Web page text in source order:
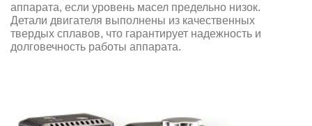
аппарата, если уровень масел предельно низок.
Детали двигателя выполнены из качественных
твердых сплавов, что гарантирует надежность и
долговечность работы аппарата.